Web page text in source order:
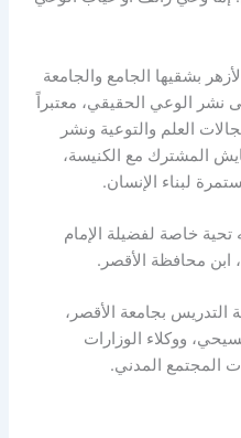
بشقيها الجامع والجامعة
نشر الوعي الحقيقي، معتبراً
العلم والتوعية ونشر
المشترك مع الكنيسة،
لبناء الإنسان.
تحية خاصة لفضيلة الإمام
ابن محافظة الأقصر.
التدريس بجامعة الأقصر،
ووكلاء الوزارات
المجتمع المدني.